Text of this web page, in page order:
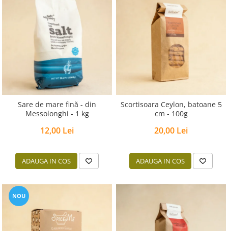
Sare de mare fină - din
Messolonghi - 1 kg
12,00 Lei
ADAUGA IN COS
Scortisoara Ceylon, batoane 5
cm - 100g
20,00 Lei
ADAUGA IN COS
NOU